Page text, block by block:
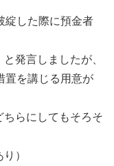
綻した際に預金者
発言しましたが、
置を講じる用意が
ちらにしてもそろそ
）